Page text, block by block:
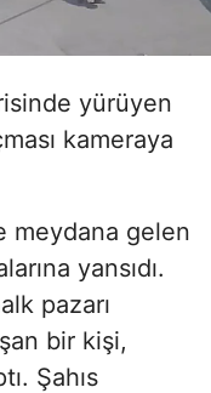
yürüyen
kameraya
meydana gelen
yansıdı.
pazarı
bir kişi,
Şahıs